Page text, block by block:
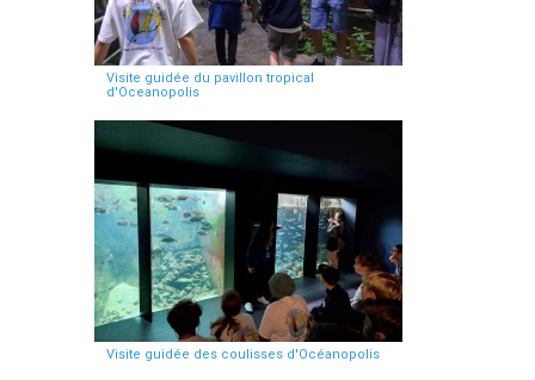
Visite guidée du pavillon tropical
d'Oceanopolis
Visite guidée des coulisses d'Océanopolis